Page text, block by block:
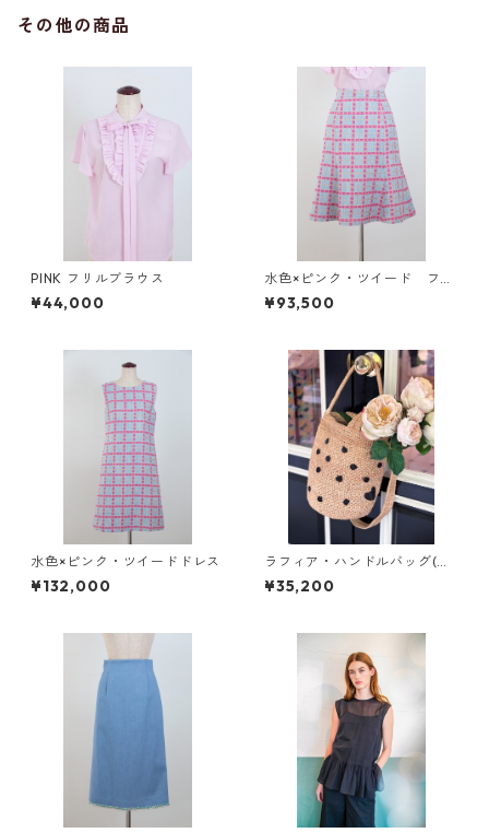
その他の商品
PINK フリルブラウス
¥44,000
水色×ピンク・ツイード フレ
アスカート
¥93,500
水色×ピンク・ツイードドレス
¥132,000
ラフィア・ハンドルバッグ(ナ
チュール)
¥35,200